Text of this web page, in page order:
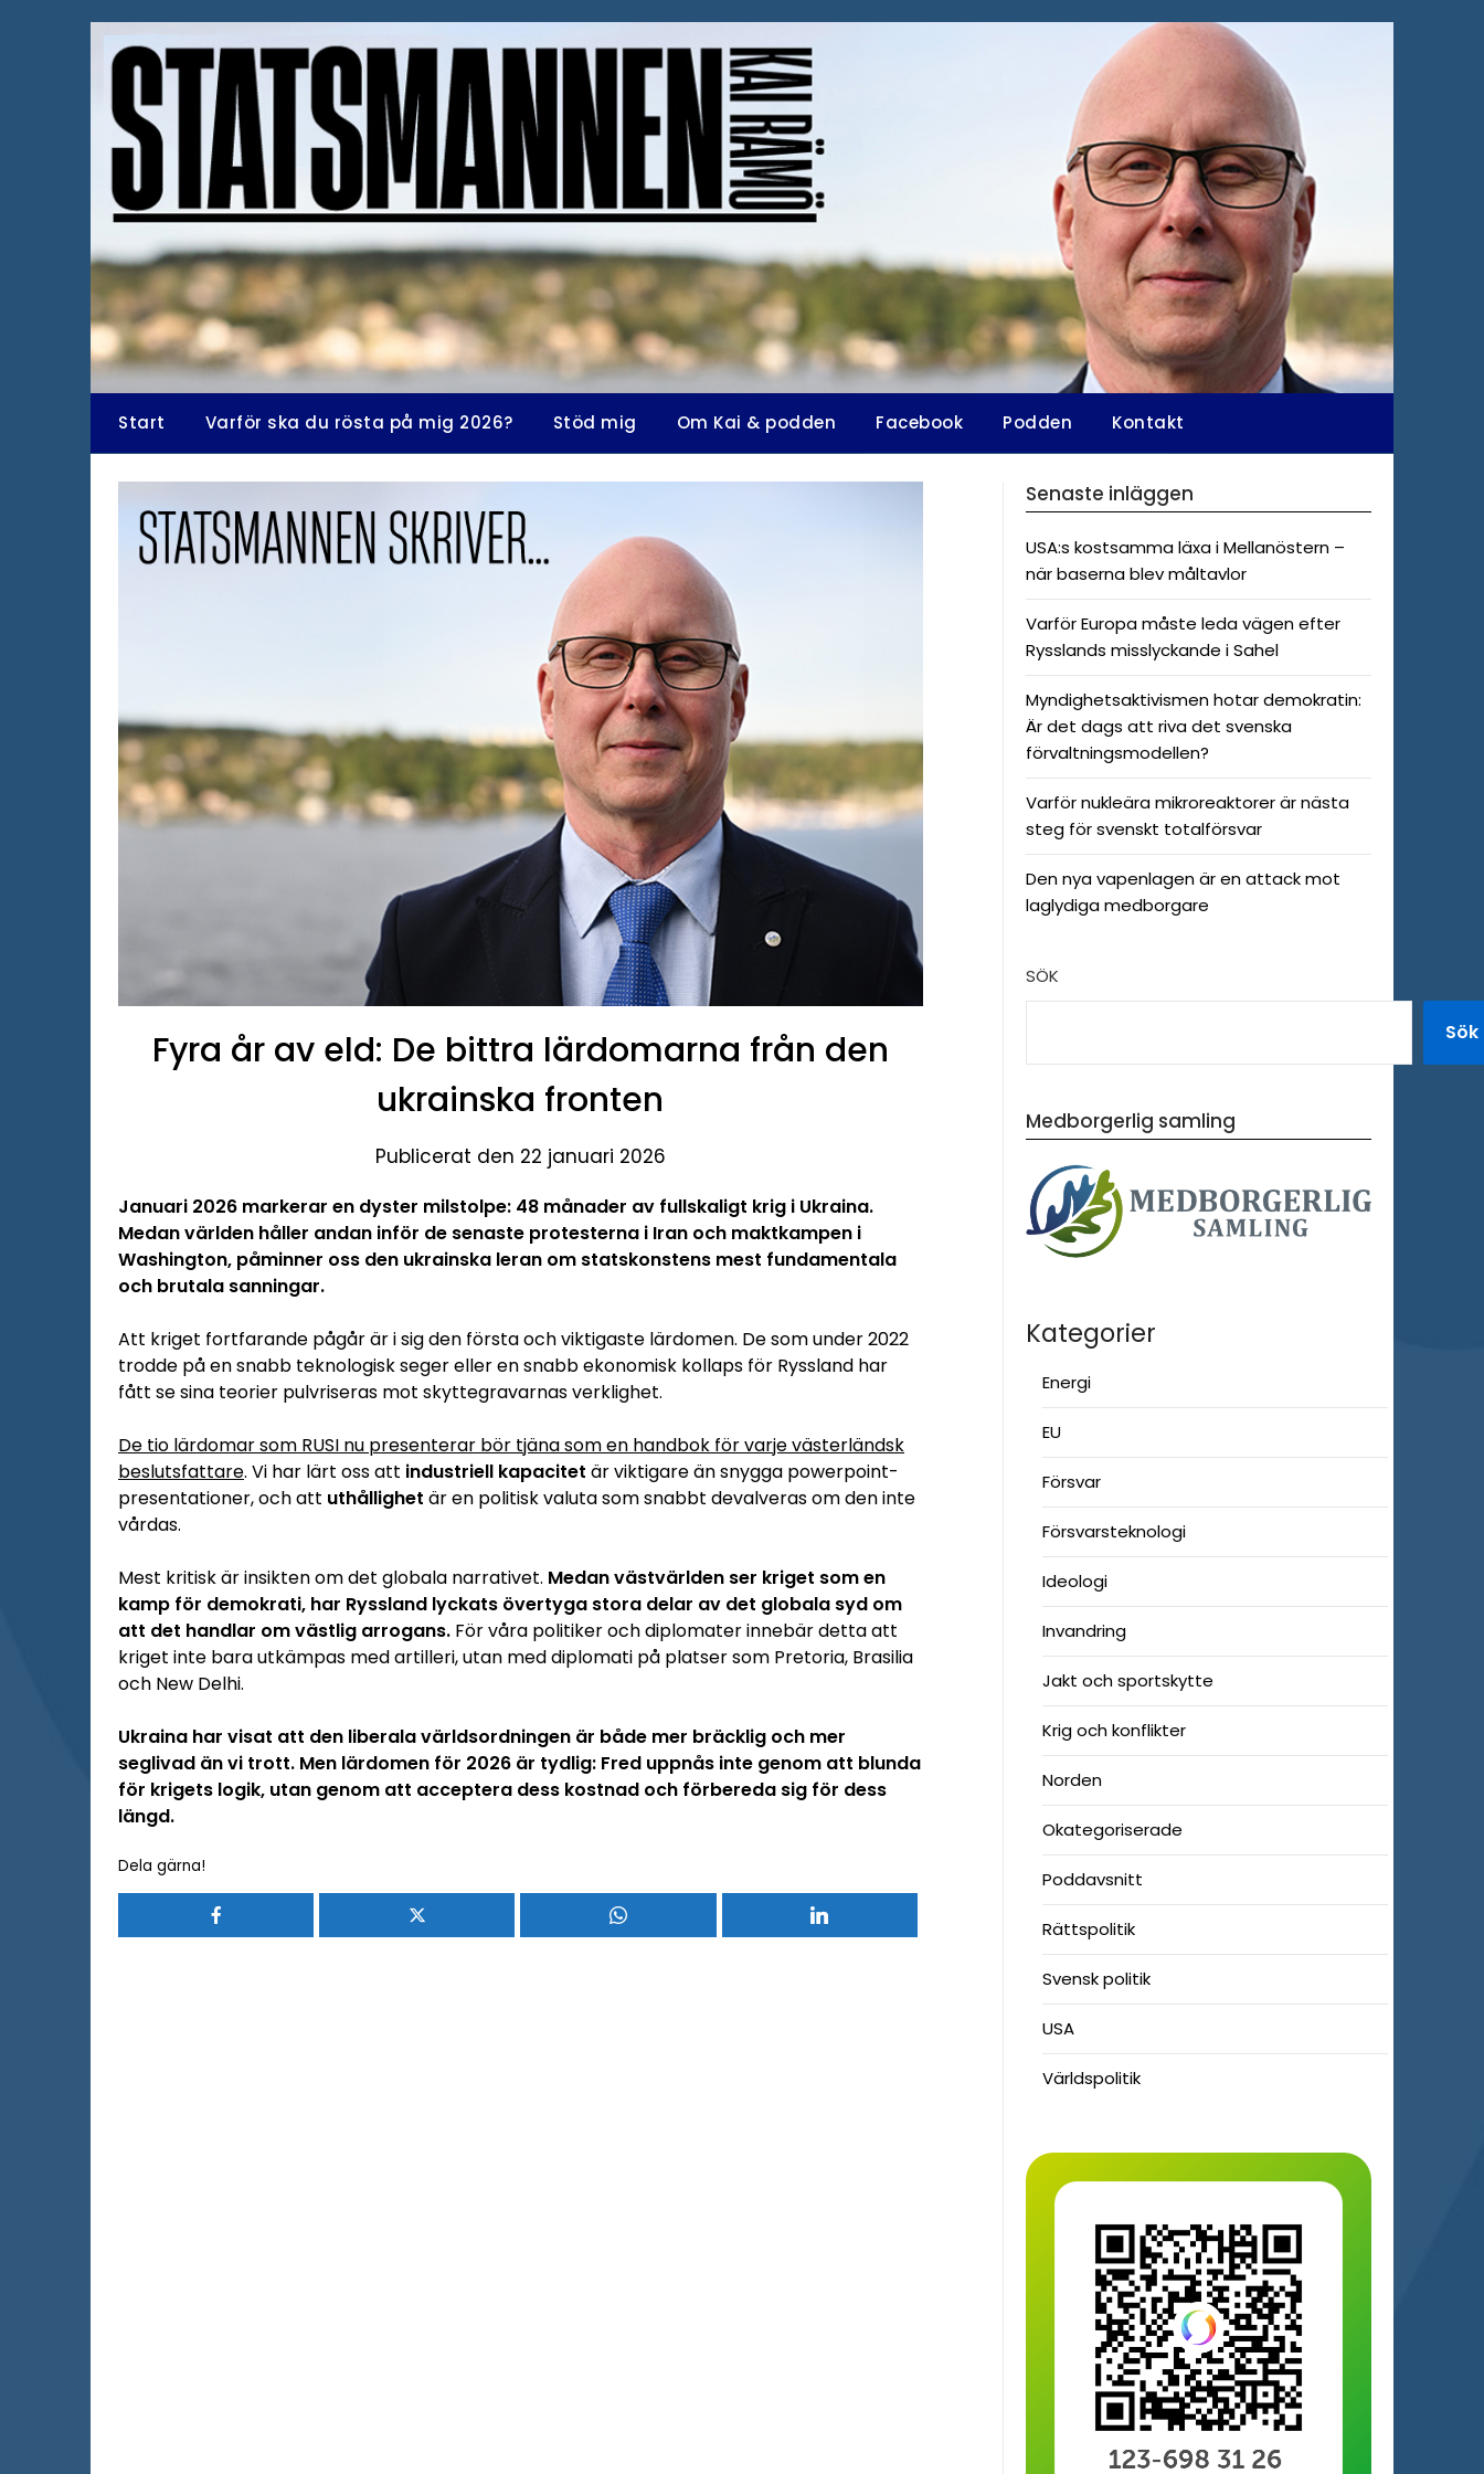
Start Varför ska du rösta på mig 2026? Stöd mig Om Kai & podden Facebook Podden Kontakt
Fyra år av eld: De bittra lärdomarna från den
ukrainska fronten
Publicerat den 22 januari 2026
Januari 2026 markerar en dyster milstolpe: 48 månader av fullskaligt krig i Ukraina.
Medan världen håller andan inför de senaste protesterna i Iran och maktkampen i
Washington, påminner oss den ukrainska leran om statskonstens mest fundamentala
och brutala sanningar.
Att kriget fortfarande pågår är i sig den första och viktigaste lärdomen. De som under 2022
trodde på en snabb teknologisk seger eller en snabb ekonomisk kollaps för Ryssland har
fått se sina teorier pulvriseras mot skyttegravarnas verklighet.
De tio lärdomar som RUSI nu presenterar bör tjäna som en handbok för varje västerländsk
beslutsfattare. Vi har lärt oss att industriell kapacitet är viktigare än snygga powerpoint-
presentationer, och att uthållighet är en politisk valuta som snabbt devalveras om den inte
vårdas.
Mest kritisk är insikten om det globala narrativet. Medan västvärlden ser kriget som en
kamp för demokrati, har Ryssland lyckats övertyga stora delar av det globala syd om
att det handlar om västlig arrogans. För våra politiker och diplomater innebär detta att
kriget inte bara utkämpas med artilleri, utan med diplomati på platser som Pretoria, Brasilia
och New Delhi.
Ukraina har visat att den liberala världsordningen är både mer bräcklig och mer
seglivad än vi trott. Men lärdomen för 2026 är tydlig: Fred uppnås inte genom att blunda
för krigets logik, utan genom att acceptera dess kostnad och förbereda sig för dess
längd.
Dela gärna!
Senaste inläggen
USA:s kostsamma läxa i Mellanöstern –
när baserna blev måltavlor
Varför Europa måste leda vägen efter
Rysslands misslyckande i Sahel
Myndighetsaktivismen hotar demokratin:
Är det dags att riva det svenska
förvaltningsmodellen?
Varför nukleära mikroreaktorer är nästa
steg för svenskt totalförsvar
Den nya vapenlagen är en attack mot
laglydiga medborgare
SÖK
Sök
Medborgerlig samling
Kategorier
Energi
EU
Försvar
Försvarsteknologi
Ideologi
Invandring
Jakt och sportskytte
Krig och konflikter
Norden
Okategoriserade
Poddavsnitt
Rättspolitik
Svensk politik
USA
Världspolitik